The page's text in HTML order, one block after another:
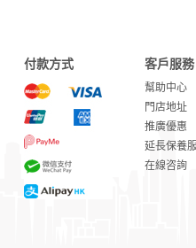
付款方式 客戶服務
幫助中心
門店地址
推廣優惠
延長保養
在線咨詢